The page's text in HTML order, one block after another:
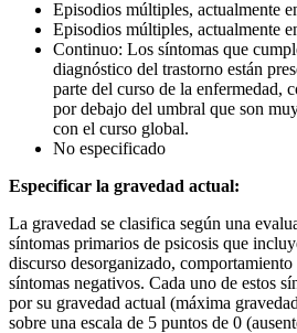
Episodios múltiples, actualmente
Episodios múltiples, actualmente
Continuo: Los síntomas que
diagnóstico del trastorno están
parte del curso de la enfermedad,
por debajo del umbral que son
con el curso global.
No especificado
Especificar la gravedad actual:
La gravedad se clasifica según una
síntomas primarios de psicosis que
discurso desorganizado,
síntomas negativos. Cada uno de estos
por su gravedad actual (máxima
sobre una escala de 5 puntos de 0